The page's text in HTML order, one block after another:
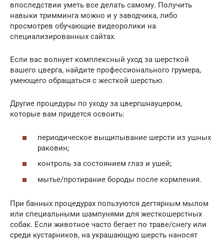
впоследствии уметь все делать самому. Получить
навыки тримминга можно и у заводчика, либо
просмотрев обучающие видеоролики на
специализированных сайтах.
Если вас волнует комплексный уход за шерсткой
вашего цверга, найдите профессионального грумера,
умеющего обращаться с жесткой шерстью.
Другие процедуры по уходу за цвергшнауцером,
которые вам придется освоить:
периодическое выщипывание шерсти из ушных
раковин;
контроль за состоянием глаз и ушей;
мытье/протирание бороды после кормления.
При банных процедурах пользуются дегтярным мылом
или специальными шампунями для жесткошерстных
собак. Если животное часто бегает по траве/снегу или
среди кустарников, на украшающую шерсть наносят